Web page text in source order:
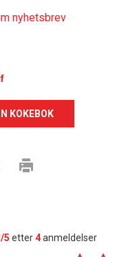
nyhetsbrev
KOKEBOK
5 etter4anmeldelser